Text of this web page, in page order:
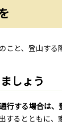
こと、登山する
しょう
行する場合は、
するとともに、